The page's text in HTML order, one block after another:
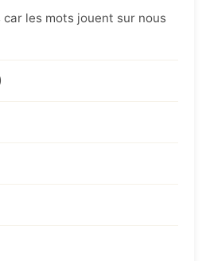
les mots jouent sur nous